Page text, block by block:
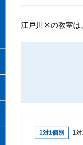
江戸川区の教室は
1対1個別 1